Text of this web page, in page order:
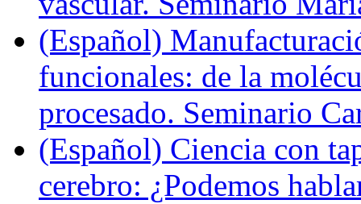
(Español)
funcionales: de la
procesado. Seminario
(Español) Ciencia con
cerebro: ¿Podemos